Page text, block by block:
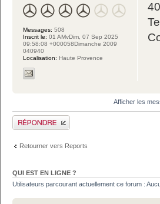
Messages: 508
Inscrit le: 01 AMvDim, 07 Sep 2025
09:58:08 +000058Dimanche 2009
040940
Localisation: Haute Provence
Afficher les
Publier une réponse
Retourner vers Reports
QUI EST EN LIGNE ?
Utilisateurs parcourant actuellement ce forum :